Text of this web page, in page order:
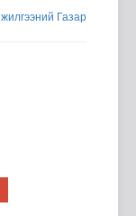
Газар